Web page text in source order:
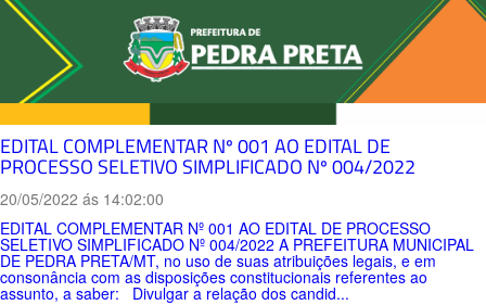
EDITAL COMPLEMENTAR Nº 001 AO EDITAL DE
PROCESSO SELETIVO SIMPLIFICADO Nº 004/2022
20/05/2022 ás 14:02:00
EDITAL COMPLEMENTAR Nº 001 AO EDITAL DE PROCESSO
SELETIVO SIMPLIFICADO Nº 004/2022 A PREFEITURA MUNICIPAL
DE PEDRA PRETA/MT, no uso de suas atribuições legais, e em
consonância com as disposições constitucionais referentes ao
assunto, a saber: Divulgar a relação dos candid...